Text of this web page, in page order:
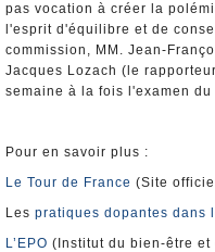
pas vocation à créer la
l'esprit d'équilibre et de
commission, MM. Jean-
Jacques Lozach (le
semaine à la fois l'examen
Pour en savoir plus :
Le Tour de France (Site
Les pratiques dopantes dans
L’EPO (Institut du bien-être et